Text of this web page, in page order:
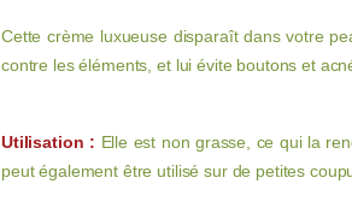
Cette crème luxueuse disparaît dans votre
contre les éléments, et lui évite boutons et
Utilisation : Elle est non grasse, ce qui la
peut également être utilisé sur de petites